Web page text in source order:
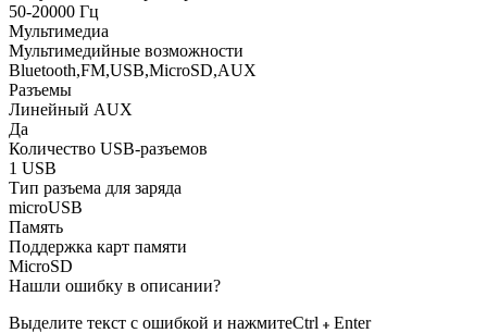
50-20000 Гц
Мультимедиа
Мультимедийные возможности
Bluetooth,FM,USB,MicroSD,AUX
Разъемы
Линейный AUX
Да
Количество USB-разъемов
1 USB
Тип разъема для заряда
microUSB
Память
Поддержка карт памяти
MicroSD
Нашли ошибку в описании?
Выделите текст с ошибкой и нажмитеCtrl
Enter